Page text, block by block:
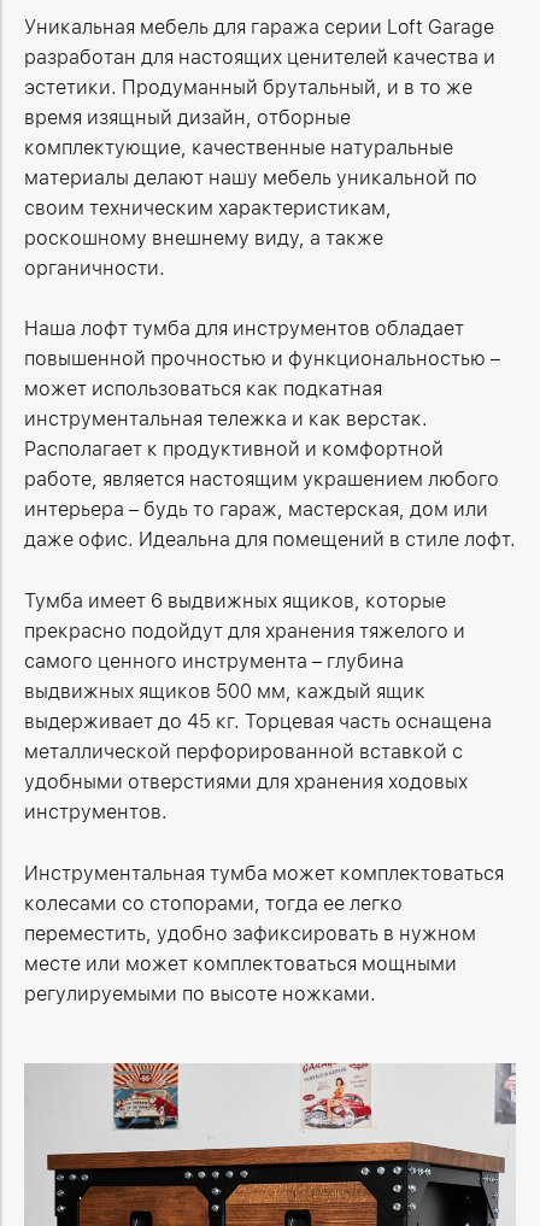
Уникальная мебель для гаража серии Loft Garage
разработан для настоящих ценителей качества и
эстетики. Продуманный брутальный, и в то же
время изящный дизайн, отборные
комплектующие, качественные натуральные
материалы делают нашу мебель уникальной по
своим техническим характеристикам,
роскошному внешнему виду, а также
органичности.
Наша лофт тумба для инструментов обладает
повышенной прочностью и функциональностью –
может использоваться как подкатная
инструментальная тележка и как верстак.
Располагает к продуктивной и комфортной
работе, является настоящим украшением любого
интерьера – будь то гараж, мастерская, дом или
даже офис. Идеальна для помещений в стиле лофт.
Тумба имеет 6 выдвижных ящиков, которые
прекрасно подойдут для хранения тяжелого и
самого ценного инструмента – глубина
выдвижных ящиков 500 мм, каждый ящик
выдерживает до 45 кг. Торцевая часть оснащена
металлической перфорированной вставкой с
удобными отверстиями для хранения ходовых
инструментов.
Инструментальная тумба может комплектоваться
колесами со стопорами, тогда ее легко
переместить, удобно зафиксировать в нужном
месте или может комплектоваться мощными
регулируемыми по высоте ножками.